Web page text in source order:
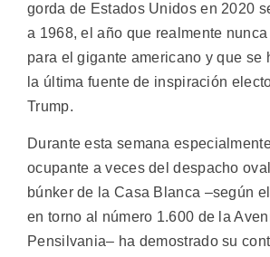
gorda de Estados Unidos en 2020
a 1968, el año que realmente
para el gigante americano y que se
la última fuente de inspiración
Trump.
Durante esta semana
ocupante a veces del despacho
búnker de la Casa Blanca –según
en torno al número 1.600 de la
Pensilvania– ha demostrado su